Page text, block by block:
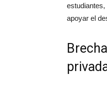
apoyar el